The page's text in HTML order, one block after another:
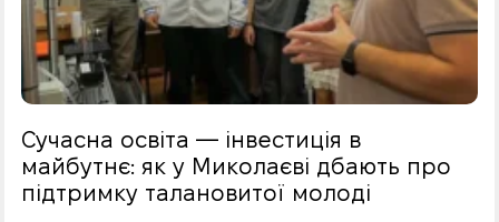
Сучасна освіта — інвестиція в
майбутнє: як у Миколаєві дбають про
підтримку талановитої молоді